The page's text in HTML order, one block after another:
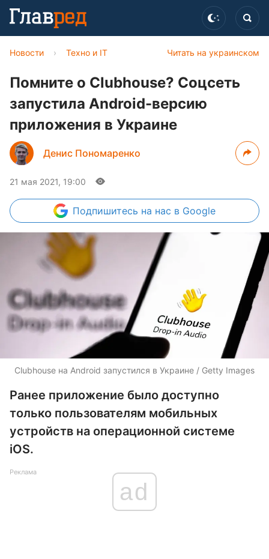
Читать на украинском
Новости › Техно и IT
Помните о Clubhouse? Соцсеть
запустила Android-версию
приложения в Украине
Денис Пономаренко
21 мая 2021, 19:00
Подпишитесь на нас в Google
Clubhouse на Android запустился в Украине / Getty Images
Ранее приложение было доступно
только пользователям мобильных
устройств на операционной системе
iOS.
Реклама
ad